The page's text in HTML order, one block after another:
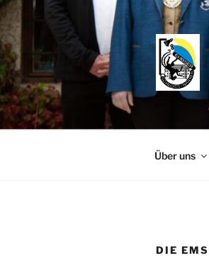
Zum
Inhalt
springen
Über uns
DIE